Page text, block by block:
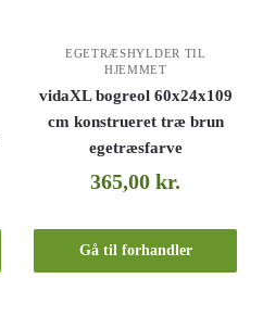
EGETRÆSHYLDER TIL
HJEMMET
vidaXL bogreol 60x24x109
cm konstrueret træ brun
egetræsfarve
365,00kr.
Gå til forhandler